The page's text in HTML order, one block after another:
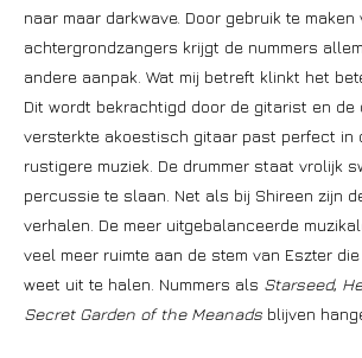
naar maar darkwave. Door gebruik te
achtergrondzangers krijgt de nummers
andere aanpak. Wat mij betreft klinkt het
Dit wordt bekrachtigd door de gitarist en de
versterkte akoestisch gitaar past perfect in
rustigere muziek. De drummer staat vrolijk
percussie te slaan. Net als bij Shireen zijn
verhalen. De meer uitgebalanceerde
veel meer ruimte aan de stem van Eszter
weet uit te halen. Nummers als Starseed,
Secret Garden of the Meanads blijven